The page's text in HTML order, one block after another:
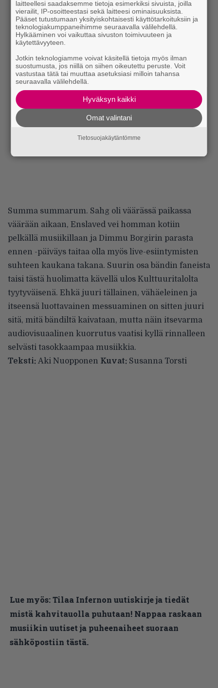
Summa summarum. Sahg oli väärässä paikassa
väärään aikaan, Enslaved vei homman kotiin
pelkällä musiikillaan ja Dimmu Borgirin parasta
ennen -päiväys taitaa olla myös live-esiintymisten
suhteen kaukana takana. Suurin osa bändin faneista
taisi tästä huolimatta kävellä ulos Kulttuuritalolta
tyytyväisenä. Ehkä juuri tällainen, vähäeleinen ja
itseensä luottavainen messuaminen on sitten juuri
sitä, mitä bändiltä kaivataan, mutta näin itsevarma
audiovisuaalinen kuorrutus vaatisi kyllä rinnalleen
selvästi tasokkaampaa musiikkia.
Teksti: Aki Nuopponen Kuvat: Susanna Torsti
Lue myös:Tilaa Infernon uutiskirje ja tiedät
mistä kahvitauolla puhutaan! Nappaa raskaan
musiikin uutiset ja puheenaiheet suoraan
sähköpostiin tästä.
laitteellesi saadaksemme tietoja esimerkiksi sivuista, joilla
vierailit, IP-osoitteestasi sekä laitteesi ominaisuuksista.
Pääset tutustumaan yksityiskohtaisesti käyttötarkoituksiin ja
teknologiakumppaneihimme seuraavalla välilehdellä.
Hylkääminen voi vaikuttaa sivuston toimivuuteen ja
käytettävyyteen.
Jotkin teknologiamme voivat käsitellä tietoja myös ilman
suostumusta, jos niillä on siihen oikeutettu peruste. Voit
vastustaa tätä tai muuttaa asetuksiasi milloin tahansa
seuraavalla välilehdellä.
Hyväksyn kaikki
Omat valintani
Tietosuojakäytäntömme